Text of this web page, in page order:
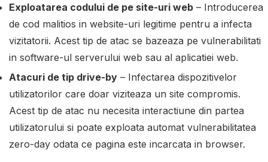
Exploatarea codului de pe site-uri web – Introducerea
de cod malitios in website-uri legitime pentru a infecta
vizitatorii. Acest tip de atac se bazeaza pe vulnerabilitati
in software-ul serverului web sau al aplicatiei web.
Atacuri de tip drive-by – Infectarea dispozitivelor
utilizatorilor care doar viziteaza un site compromis.
Acest tip de atac nu necesita interactiune din partea
utilizatorului si poate exploata automat vulnerabilitatea
zero-day odata ce pagina este incarcata in browser.